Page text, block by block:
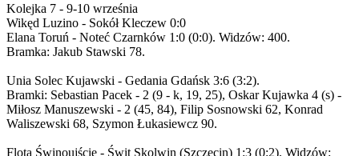
Kolejka 7 - 9-10 września
Wikęd Luzino - Sokół Kleczew 0:0
Elana Toruń - Noteć Czarnków 1:0 (0:0). Widzów: 400.
Bramka: Jakub Stawski 78.
Unia Solec Kujawski - Gedania Gdańsk 3:6 (3:2).
Bramki: Sebastian Pacek - 2 (9 - k, 19, 25), Oskar Kujawka 4 (s) -
Miłosz Manuszewski - 2 (45, 84), Filip Sosnowski 62, Konrad
Waliszewski 68, Szymon Łukasiewcz 90.
Flota Świnoujście - Świt Skolwin (Szczecin) 1:3 (0:2). Widzów: